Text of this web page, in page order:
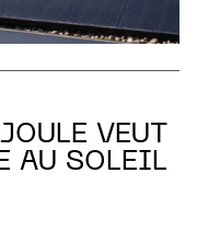
VEUT
AU SOLEIL